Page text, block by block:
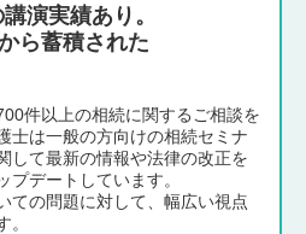
演実績あり。
ら蓄積された
件以上の相続に関するご相談を
士は一般の方向けの相続セミナ
して最新の情報や法律の改正を
デートしています。
ての問題に対して、幅広い視点
。